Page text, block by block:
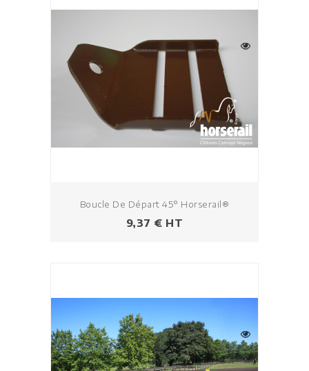
Boucle De Départ 45° Horserail®
Prix
9,37 € HT